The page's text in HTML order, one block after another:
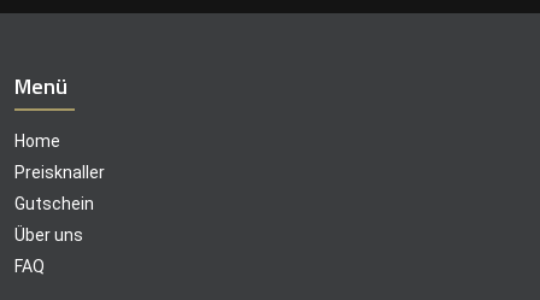
Menü
Home
Preisknaller
Gutschein
Über uns
FAQ